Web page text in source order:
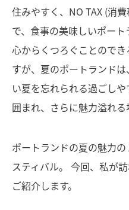
住みやすく、NO TAX (消
で、食事の美味しいポー
心からくつろぐことので
すが、夏のポートランド
い夏を忘れられる過ごし
囲まれ、さらに魅力溢れる
ポートランドの夏の魅力
スティバル。 今回、私が
ご紹介します。